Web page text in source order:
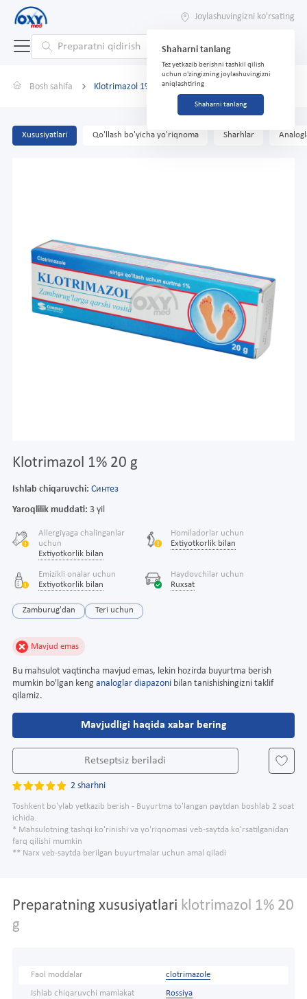
Joylashuvingizni ko'rsating
Shaharni tanlang
Tez yetkazib berishni tashkil qilish
uchun o'zingizning joylashuvingizni
aniqlashtiring
Shaharni tanlang
Bosh sahifa Klotrimazol 1% 20 g
Xususiyatlari Qo'llash bo'yicha yo'riqnoma Sharhlar
Klotrimazol 1% 20 g
Ishlab chiqaruvchi: Синтез
Yaroqlilik muddati: 3 yil
Allergiyaga chalinganlar
uchun
Extiyotkorlik bilan
Homiladorlar uchun
Extiyotkorlik bilan
Emizikli onalar uchun
Extiyotkorlik bilan
Haydovchilar uchun
Ruxsat
Zamburug'dan Teri uchun
Mavjud emas
Bu mahsulot vaqtincha mavjud emas, lekin hozirda buyurtma berish
mumkin bo'lgan keng analoglar diapazoni bilan tanishishingizni taklif
qilamiz.
Mavjudligi haqida xabar bering
Retseptsiz beriladi
2 sharhni
Toshkent bo'ylab yetkazib berish - Buyurtma to'langan paytdan boshlab 2 soat
ichida.
* Mahsulotning tashqi ko'rinishi va yo'riqnomasi veb-saytda ko'rsatilganidan
farq qilishi mumkin
** Narx veb-saytda berilgan buyurtmalar uchun amal qiladi
Preparatning xususiyatlari klotrimazol 1% 20
g
Faol moddalar clotrimazole
Ishlab chiqaruvchi mamlakat Rossiya